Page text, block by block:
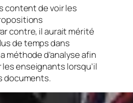
content de voir les
contre, il aurait mérité
de temps dans
méthode d’analyse afin
enseignants lorsqu’il
documents.